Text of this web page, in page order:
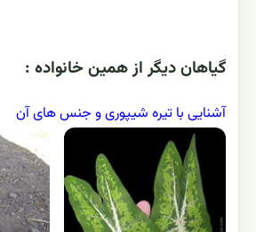
گياهان ديگر از همين خانواده :
آشنایی با تیره شیپوری و جنس های آن